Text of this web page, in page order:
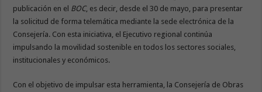
publicación en el BOC, es decir, desde el 30 de mayo, para presentar
la solicitud de forma telemática mediante la sede electrónica de la
Consejería. Con esta iniciativa, el Ejecutivo regional continúa
impulsando la movilidad sostenible en todos los sectores sociales,
institucionales y económicos.
Con el objetivo de impulsar esta herramienta, la Consejería de Obras